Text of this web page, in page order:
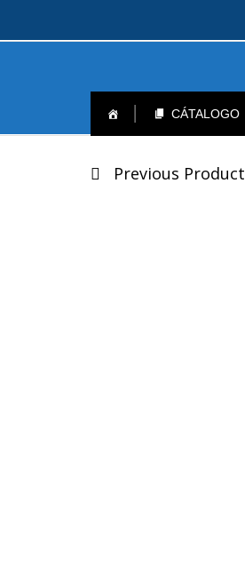
CÁTALOGO
PostPrevious Product